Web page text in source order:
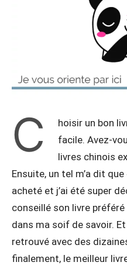
C
hoisir un bon
facile. Avez-
livres chinois
Ensuite, un tel m’a dit
acheté et j’ai été super
conseillé son livre
dans ma soif de savoir.
retrouvé avec des
finalement, le meilleur